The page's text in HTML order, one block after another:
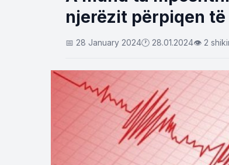
njerëzit përpiqen
📅 28 January 2024🕐 28.01.2024👁 2